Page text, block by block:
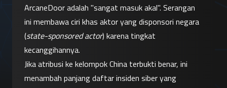
ArcaneDoor adalah "sangat masuk akal". Serangan
ini membawa ciri khas aktor yang disponsori negara
(state-sponsored actor) karena tingkat
kecanggihannya.
Jika atribusi ke kelompok China terbukti benar, ini
menambah panjang daftar insiden siber yang